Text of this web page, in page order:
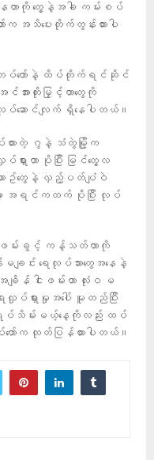
တာကို တွေ့နဲ့အခါ ကမ်းစပ်
အသိပေးတိုက်တွန်းထားပါ
တပ်တော်နဲ့ ထိပ်တိုက်ရင်ဆိုင်
အားတိုးမြှင့်တာတွေကို
ဆောင်လျက် ရှိနေပါတယ်။
ထားတဲ့ ဂွနဲ့ သံတွဲမြို့က
ားတာ ပိုပြီး မြင်တွေ့လ
ေယာဥ်တွေနဲ့ လှည့်ပတ်ပျံဝဲ
ာ အရင်ကထက် ပိုပြီး လုပ်
မ်းခွင့် ကန့်သတ်တာကို
ျင်း ရေလုပ်သားတွေအနေနဲ့
န် ငါးဖမ်းတာ လုံးဝ မ
ရှားမှုအပေါ် မူတည်ပြီး
ပ်သိမ်းမယ့်နေ့ကိုလည်း ထပ်
ော်က ထုတ်ပြန်ထားပါတယ်။